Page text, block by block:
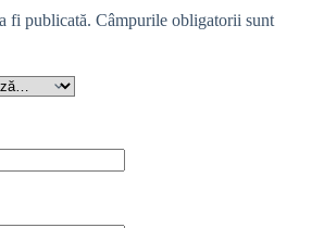
fi publicată. Câmpurile obligatorii sunt